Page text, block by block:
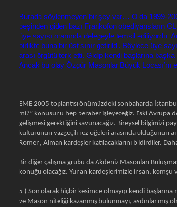
Burada söylenmeyen bir şey var… O da 1999-
peşinden giden bazı Frankofon obediyansların
üye sayısı oranında delegeyle temsil ediliyordu.
birlikte buna bir üst sınır getirildi. Böylece üye
arası örgütü terk etti. Gidip kendi başlarına
Ancak bu olay Özgür Masonlar Büyük
EME 2005 toplantısı önümüzdeki sonbaharda
mi?” konusunu hep beraber işleyeceğiz. Eski Avrupa
gelişmesi gerektiğini savunacağız. Bireysel bilgimizi
kültürünün vazgeçilmez öğeleri arasında olduğunun
Romen, Alman kardeşler katılacaklarını bildirdiler.
Bir diğer çalışma grubu da Akdeniz Masonları
konuğu olacağız. Yunan kardeşlerimizle insan, komşu
5 ) Son olarak hiçbir kesimde olmayıp kendi başlarına
ve Mason niteliği kazanmış bulunmayı, aydınlanmış